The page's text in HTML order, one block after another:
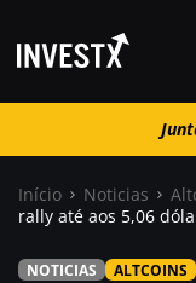
Início Noticias
rally até aos 5,06
NOTICIAS ALTCOINS